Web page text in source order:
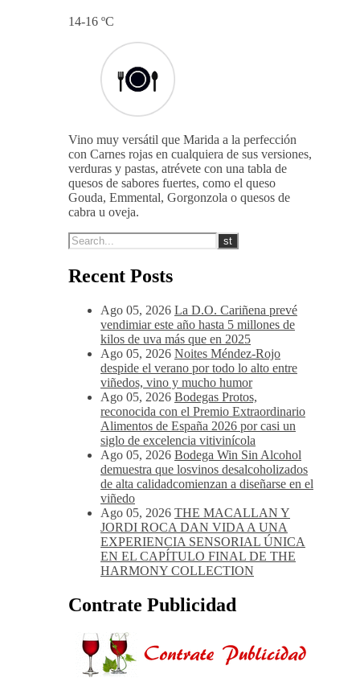
Vino muy versátil que Marida a la perfección
con Carnes rojas en cualquiera de sus versiones,
verduras y pastas, atrévete con una tabla de
quesos de sabores fuertes, como el queso
cabra u oveja.
Recent Posts
Ago 05, 2026 La D.O. Cariñena prevé
vendimiar este año hasta 5 millones de
kilos de uva más que en 2025
Ago 05, 2026 Noites Méndez-Rojo
despide el verano por todo lo alto entre
viñedos, vino y mucho humor
Ago 05, 2026
reconocida con el Premio Extraordinario
Alimentos de España 2026 por casi un
siglo de excelencia vitivinícola
Ago 05, 2026 Bodega Win Sin Alcohol
demuestra que losvinos desalcoholizados
viñedo
Ago 05, 2026 THE MACALLAN Y
EXPERIENCIA SENSORIAL ÚNICA
EN EL CAPÍTULO FINAL DE THE
HARMONY COLLECTION